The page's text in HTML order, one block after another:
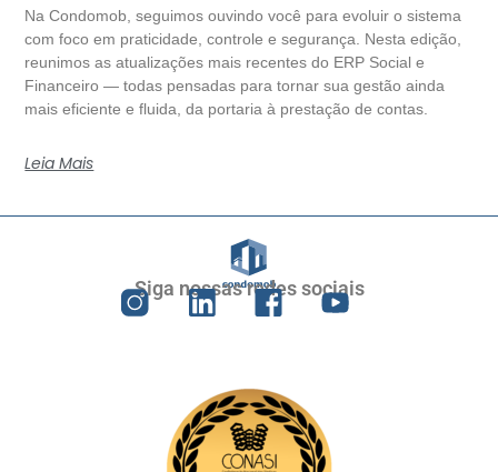
Na Condomob, seguimos ouvindo você para evoluir o sistema
com foco em praticidade, controle e segurança. Nesta edição,
reunimos as atualizações mais recentes do ERP Social e
Financeiro — todas pensadas para tornar sua gestão ainda
mais eficiente e fluida, da portaria à prestação de contas.
Leia Mais
Siga nossas redes sociais